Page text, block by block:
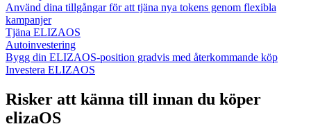
Använd dina tillgångar för att tjäna nya tokens genom flexibla
kampanjer
Tjäna ELIZAOS
Autoinvestering
Bygg din ELIZAOS-position gradvis med återkommande köp
Investera ELIZAOS
Risker att känna till innan du köper
elizaOS